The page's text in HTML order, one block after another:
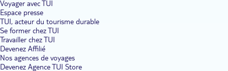
Voyager avec TUI
Espace presse
TUI, acteur du tourisme durable
Se former chez TUI
Travailler chez TUI
Devenez Affilié
Nos agences de voyages
Devenez Agence TUI Store